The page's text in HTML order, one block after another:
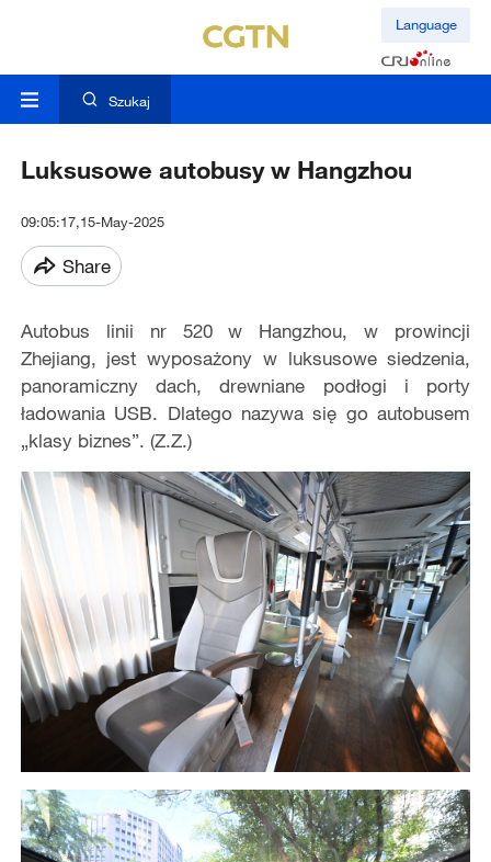
Language
Szukaj
Luksusowe autobusy w Hangzhou
09:05:17,15-May-2025
Share
Autobus linii nr 520 w Hangzhou, w prowincji
Zhejiang, jest wyposażony w luksusowe siedzenia,
panoramiczny dach, drewniane podłogi i porty
ładowania USB. Dlatego nazywa się go autobusem
„klasy biznes”. (Z.Z.)